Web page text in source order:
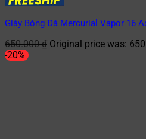
Giày Bóng Đá Mercurial Vapor 16
650.000₫ Original price was:
-20%